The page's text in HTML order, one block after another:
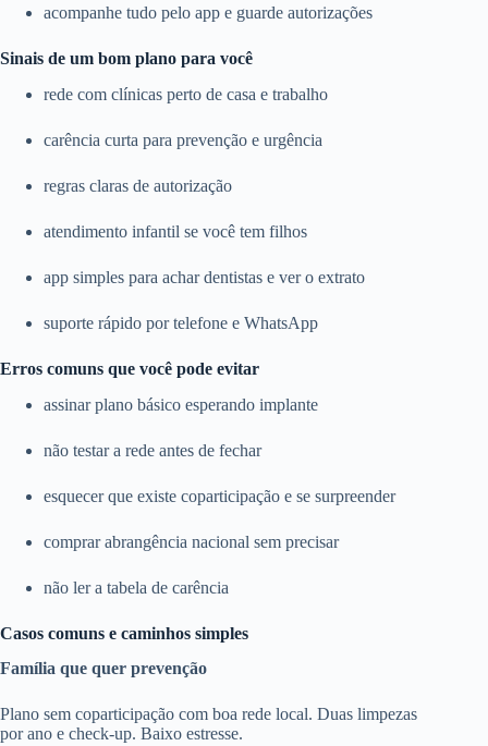
acompanhe tudo pelo app e guarde autorizações
Sinais de um bom plano para você
rede com clínicas perto de casa e trabalho
carência curta para prevenção e urgência
regras claras de autorização
atendimento infantil se você tem filhos
app simples para achar dentistas e ver o extrato
suporte rápido por telefone e WhatsApp
Erros comuns que você pode evitar
assinar plano básico esperando implante
não testar a rede antes de fechar
esquecer que existe coparticipação e se surpreender
comprar abrangência nacional sem precisar
não ler a tabela de carência
Casos comuns e caminhos simples
Família que quer prevenção
Plano sem coparticipação com boa rede local. Duas limpezas
por ano e check-up. Baixo estresse.